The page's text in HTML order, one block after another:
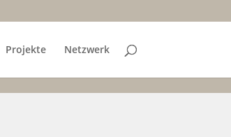
Projekte Netzwerk